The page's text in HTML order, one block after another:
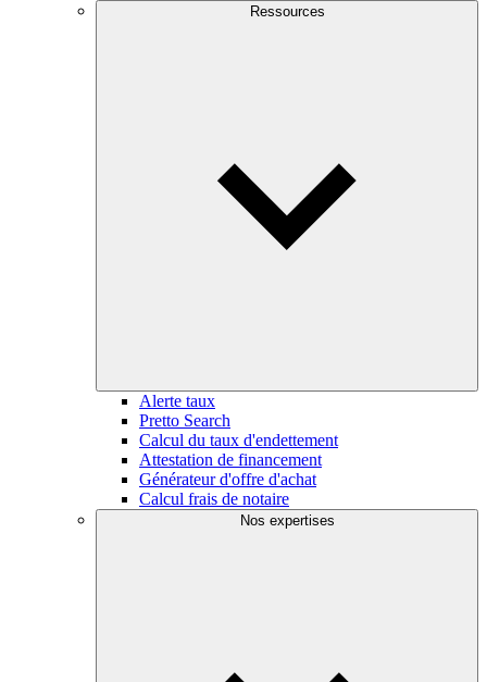
Ressources
Alerte taux
Pretto Search
Calcul du taux d'endettement
Attestation de financement
Générateur d'offre d'achat
Calcul frais de notaire
Nos expertises